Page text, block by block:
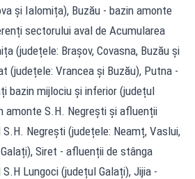
și Ialomița), Buzău - bazin amonte
sectorului aval de Acumularea
(județele: Brașov, Covasna, Buzău și
(județele: Vrancea și Buzău), Putna -
bazin mijlociu și inferior (județul
amonte S.H. Negrești și afluenții
Negrești (județele: Neamț, Vaslui,
Siret - afluenții de stânga
Lungoci (județul Galați), Jijia -